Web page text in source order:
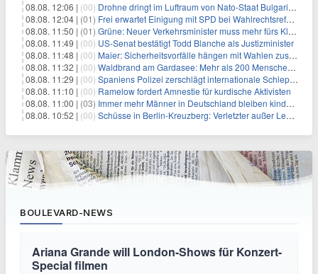
08.08. 12:06 | (00) Drohne dringt im Luftraum von Nato-Staat Bulgarien ein
08.08. 12:04 | (01) Frei erwartet Einigung mit SPD bei Wahlrechtsreform
08.08. 11:50 | (01) Grüne: Neuer Verkehrsminister muss mehr fürs Klima tun
08.08. 11:49 | (00) US-Senat bestätigt Todd Blanche als Justizminister
08.08. 11:48 | (00) Maier: Sicherheitsvorfälle hängen mit Wahlen zusammen
08.08. 11:32 | (00) Waldbrand am Gardasee: Mehr als 200 Menschen evakuiert
08.08. 11:29 | (00) Spaniens Polizei zerschlägt internationale Schlepperbande
08.08. 11:10 | (00) Ramelow fordert Amnestie für kurdische Aktivisten
08.08. 11:00 | (03) Immer mehr Männer in Deutschland bleiben kinderlos
08.08. 10:52 | (00) Schüsse in Berlin-Kreuzberg: Verletzter außer Lebensgefahr
BOULEVARD-NEWS
Ariana Grande will London-Shows für Konzert-
Special filmen